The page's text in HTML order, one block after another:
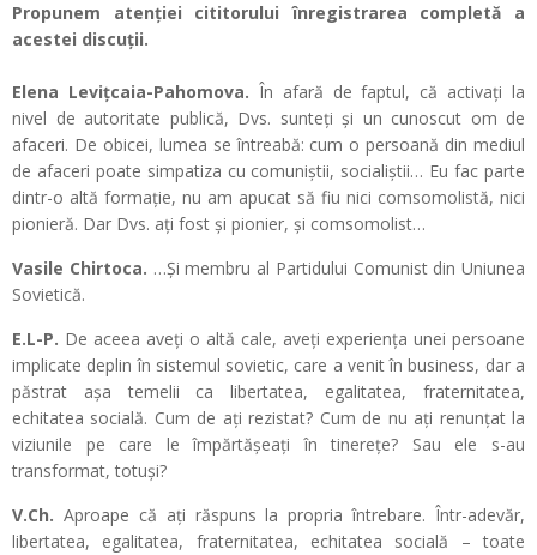
Propunem atenției cititorului înregistrarea completă a
acestei discuții.
Elena Levițcaia-Pahomova. În afară de faptul, că activați la
nivel de autoritate publică, Dvs. sunteți și un cunoscut om de
afaceri. De obicei, lumea se întreabă: cum o persoană din mediul
de afaceri poate simpatiza cu comuniștii, socialiștii… Eu fac parte
dintr-o altă formație, nu am apucat să fiu nici comsomolistă, nici
pionieră. Dar Dvs. ați fost și pionier, și comsomolist…
Vasile Chirtoca. …Și membru al Partidului Comunist din Uniunea
Sovietică.
E.L-P. De aceea aveți o altă cale, aveți experiența unei persoane
implicate deplin în sistemul sovietic, care a venit în business, dar a
păstrat așa temelii ca libertatea, egalitatea, fraternitatea,
echitatea socială. Cum de ați rezistat? Cum de nu ați renunțat la
viziunile pe care le împărtășeați în tinerețe? Sau ele s-au
transformat, totuși?
V.Ch. Aproape că ați răspuns la propria întrebare. Într-adevăr,
libertatea, egalitatea, fraternitatea, echitatea socială – toate